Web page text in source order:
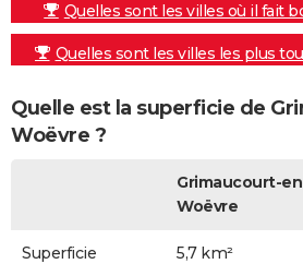
Quelles sont les villes où il fait
Quelles sont les villes les plus
Quelle est la superficie de
Woëvre ?
Grimaucourt-
Woëvre
Superficie
5,7 km²